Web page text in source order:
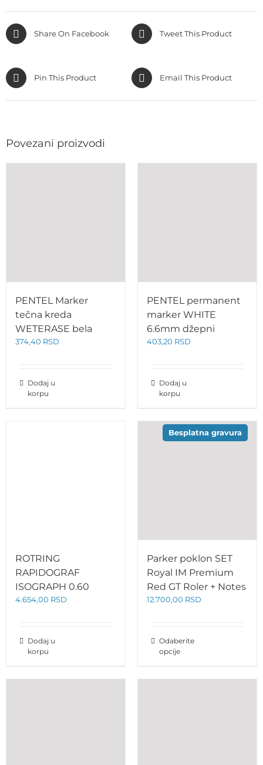
Share On Facebook Tweet This Product
Pin This Product Email This Product
Povezani proizvodi
PENTEL Marker
tečna kreda
WETERASE bela
374,40 RSD
Dodaj u
korpu
PENTEL permanent
marker WHITE
6.6mm džepni
403,20 RSD
Dodaj u
korpu
ROTRING
RAPIDOGRAF
ISOGRAPH 0.60
4.654,00 RSD
Dodaj u
korpu
Besplatna gravura
Parker poklon SET
Royal IM Premium
Red GT Roler + Notes
12.700,00 RSD
Odaberite
opcije